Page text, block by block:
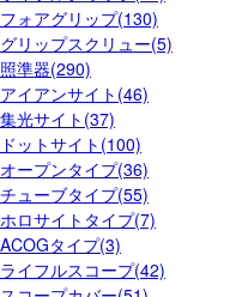
フォアグリップ(130)
グリップスクリュー(5)
照準器(290)
アイアンサイト(46)
集光サイト(37)
ドットサイト(100)
オープンタイプ(36)
チューブタイプ(55)
ホロサイトタイプ(7)
ACOGタイプ(3)
ライフルスコープ(42)